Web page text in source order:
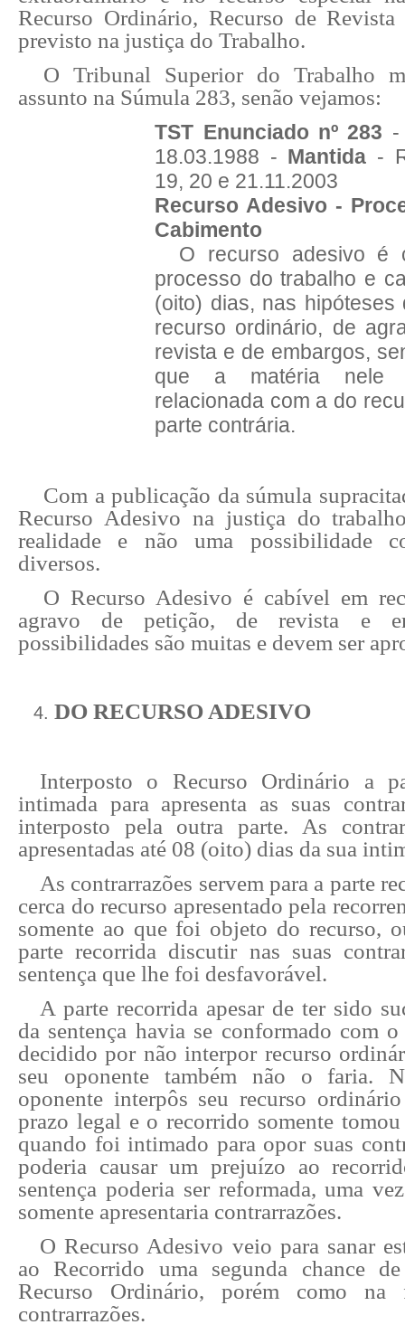
Recurso Ordinário, Recurso de
previsto na justiça do Trabalho.
O Tribunal Superior do Trabalho
assunto na Súmula 283, senão vejamos:
TST Enunciado nº 283 -
18.03.1988 - Mantida -
19, 20 e 21.11.2003
Recurso Adesivo -
Cabimento
O recurso adesivo é
processo do trabalho e
(oito) dias, nas hipóteses
recurso ordinário, de
revista e de embargos,
que a matéria nele
relacionada com a do
parte contrária.
Com a publicação da súmula
Recurso Adesivo na justiça do
realidade e não uma possibilidade
diversos.
O Recurso Adesivo é cabível em
agravo de petição, de revista e
possibilidades são muitas e devem ser
DO RECURSO ADESIVO
Interposto o Recurso Ordinário a
intimada para apresenta as suas
interposto pela outra parte. As
apresentadas até 08 (oito) dias da sua
As contrarrazões servem para a parte
cerca do recurso apresentado pela
somente ao que foi objeto do recurso,
parte recorrida discutir nas suas
sentença que lhe foi desfavorável.
A parte recorrida apesar de ter sido
da sentença havia se conformado com
decidido por não interpor recurso
seu oponente também não o faria.
oponente interpôs seu recurso
prazo legal e o recorrido somente
quando foi intimado para opor suas
poderia causar um prejuízo ao
sentença poderia ser reformada, uma
somente apresentaria contrarrazões.
O Recurso Adesivo veio para sanar
ao Recorrido uma segunda chance
Recurso Ordinário, porém como na
contrarrazões.